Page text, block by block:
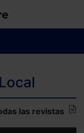
las revistas